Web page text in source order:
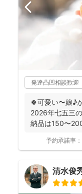
発達凸凹相談歓迎
🍀可愛い〜娘♪
2026年七五三
納品は150〜
予約承諾率：
清水俊